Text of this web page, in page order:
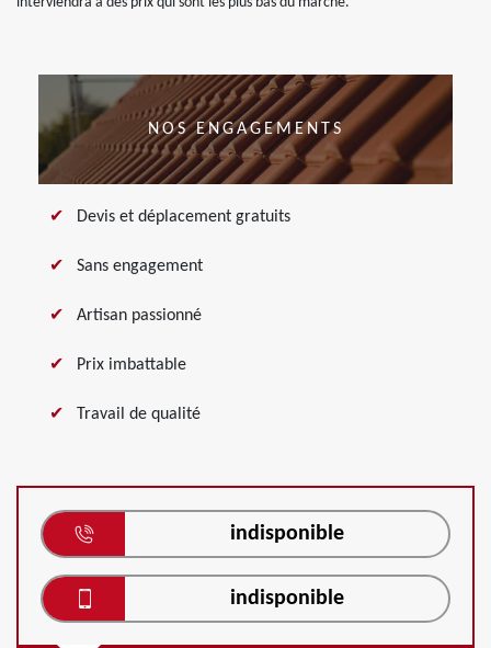
NOS ENGAGEMENTS
Devis et déplacement gratuits
Sans engagement
Artisan passionné
Prix imbattable
Travail de qualité
indisponible
indisponible